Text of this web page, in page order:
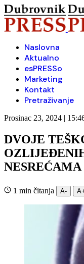
Naslovna
Aktualno
esPRESSo
Marketing
Kontakt
Pretraživanje
Prosinac 23, 2024 |
DVOJE
NESREĆAMA
1 min čitanja A-